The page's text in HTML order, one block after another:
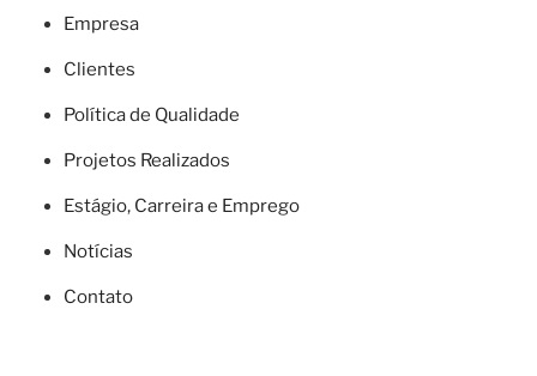
Empresa
Clientes
Política de Qualidade
Projetos Realizados
Estágio, Carreira e Emprego
Notícias
Contato